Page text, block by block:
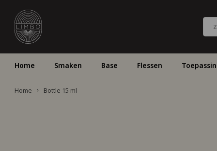
Home Smaken Base Flessen
Home Bottle 15 ml